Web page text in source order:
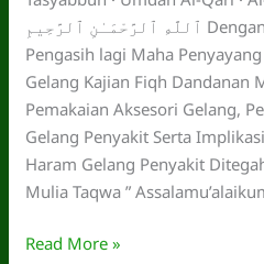
ٱللَّهِ ٱلرَّحْمَـٰنِ ٱلرَّحِيمِ Dengan nama Allah Yang Maha
Pengasih lagi Maha
Gelang Kajian Fiqh Dandanan
Pemakaian Aksesori Gelang,
Gelang Penyakit Serta
Haram Gelang Penyakit
Mulia Taqwa ”
Hukum
Read More »